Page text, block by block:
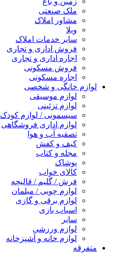
ملک صنعتی
مشاور املاک
ویلا
سایر خدمات املاک
فروش اداری و تجاری
اجاره اداری و تجاری
فروش مسکونی
اجاره مسکونی
لوازم خانگی و شخصی
لوازم موسیقی
لوازم تزئینی
سیسمونی / لوازم کودک
لوازم اداری فروشگاهی
تصفیه آب و هوا
کیف و کفش
مجله و کتاب
پوشاک
کالای خواب
فرش / گلیم / قالیچه
لوازم چوبی / مبلمان
لوازم برقی و گازی
اسباب بازی
سایر
لوازم ورزشی
لوازم خانه و آشپزخانه
متفرقه